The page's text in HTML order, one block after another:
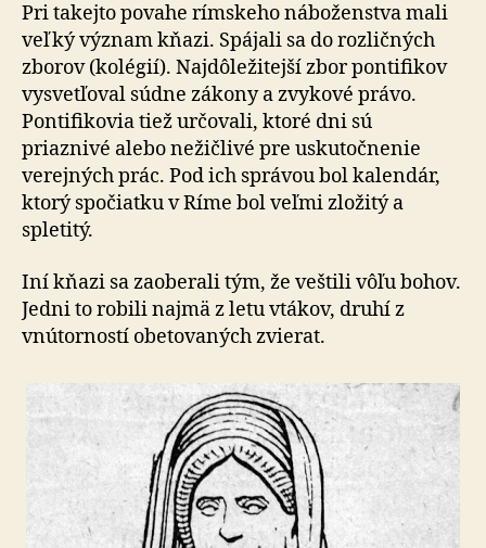
Pri takejto povahe rímskeho náboženstva mali
veľký význam kňazi. Spájali sa do rozličných
zborov (kolégií). Najdôležitejší zbor pontifikov
vysvetľoval súdne zákony a zvykové právo.
Pontifikovia tiež určovali, ktoré dni sú
priaznivé alebo nežičlivé pre uskutočnenie
verejných prác. Pod ich správou bol kalendár,
ktorý spočiatku v Ríme bol veľmi zložitý a
spletitý.
Iní kňazi sa zaoberali tým, že veštili vôľu bohov.
Jedni to robili najmä z letu vtákov, druhí z
vnútorností obetovaných zvierat.